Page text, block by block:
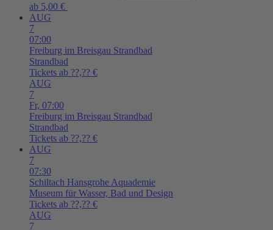
ab 5,00 €
AUG
7
07:00
Freiburg im Breisgau Strandbad
Strandbad
Tickets ab ??,?? €
AUG
7
Fr, 07:00
Freiburg im Breisgau Strandbad
Strandbad
Tickets ab ??,?? €
AUG
7
07:30
Schiltach Hansgrohe Aquademie
Museum für Wasser, Bad und Design
Tickets ab ??,?? €
AUG
7